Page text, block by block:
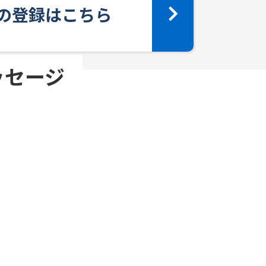
登録はこちら
ージ